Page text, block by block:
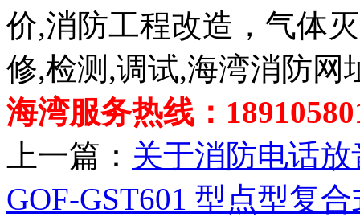
价,消防工程改造，气体
修,检测,调试,海湾消防网
海湾服务热线：
上一篇： 关于消防电话
GOF-GST601 型点型复